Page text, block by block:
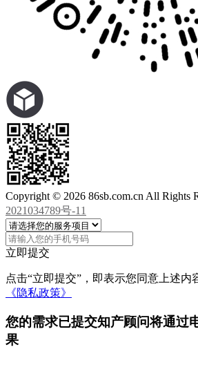
Copyright © 2026 86sb.com.cn All Rights
2021034789号-11
立即提交
点击“立即提交”，即表示您同意上述内
《隐私政策》
您的需求已提交知产顾问将通过
果